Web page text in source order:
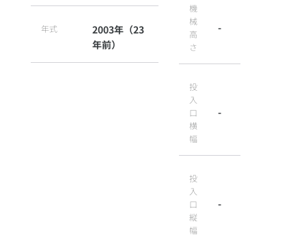
年式
2003年（23
年前）
機
械
高
さ
-
投
入
口
横
幅
-
投
入
口
縦
幅
-